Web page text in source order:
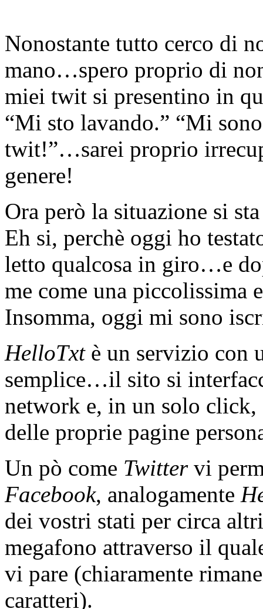
Nonostante tutto cerco di
mano…spero proprio di
miei twit si presentino in
“Mi sto lavando.” “Mi
twit!”…sarei proprio
genere!
Ora però la situazione si
Eh si, perchè oggi ho
letto qualcosa in giro…e
me come una piccolissima
Insomma, oggi mi sono
HelloTxt è un servizio con
semplice…il sito si
network e, in un solo click,
delle proprie pagine
Un pò come Twittervi
Facebook, analogamente
dei vostri stati per circa
megafono attraverso il
vi pare (chiaramente
caratteri).